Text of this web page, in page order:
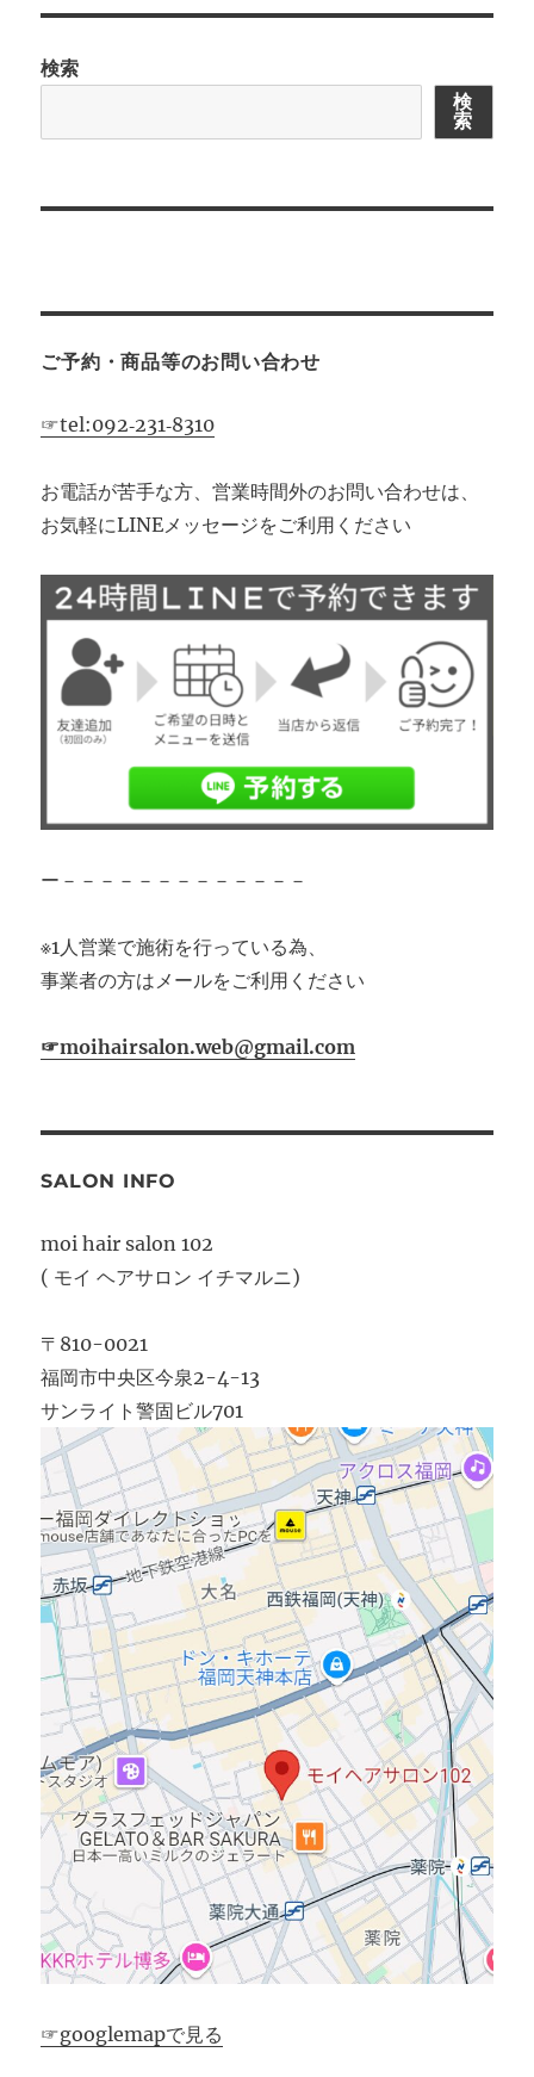
ン
検索
検
索
ご予約・商品等のお問い合わせ
☞tel:092‐231‐8310
お電話が苦手な方、営業時間外のお問い合わせは、
お気軽にLINEメッセージをご利用ください
ー－－－－－－－－－－－－－
※1人営業で施術を行っている為、
事業者の方はメールをご利用ください
☞moihairsalon.web@gmail.com
SALON INFO
moi hair salon 102
( モイ ヘアサロン イチマルニ)
〒810-0021
福岡市中央区今泉2-4-13
サンライト警固ビル701
☞googlemapで見る